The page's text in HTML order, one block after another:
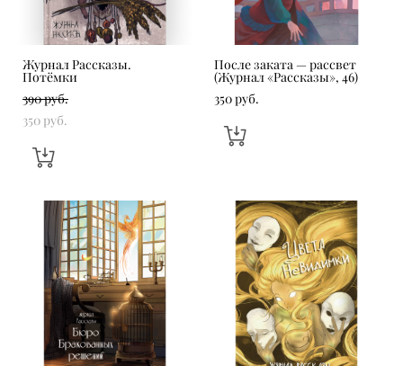
Журнал Рассказы.
Потёмки
390 pуб.
350 pуб.
После заката — рассвет
(Журнал «Рассказы», 46)
350 pуб.